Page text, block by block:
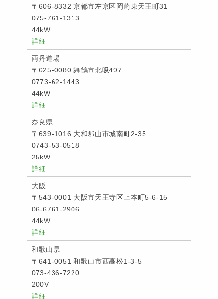
〒606-8332 京都市左京区岡崎東天王町31
075-761-1313
44kW
詳細
両丹道場
〒625-0080 舞鶴市北吸497
0773-62-1443
44kW
詳細
奈良県
〒639-1016 大和郡山市城南町2-35
0743-53-0518
25kW
詳細
大阪
〒543-0001 大阪市天王寺区上本町5-6-15
06-6761-2906
44kW
詳細
和歌山県
〒641-0051 和歌山市西高松1-3-5
073-436-7220
200V
詳細